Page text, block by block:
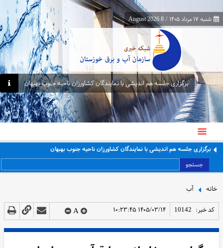
شنبه ۱۷ مرداد ۱۴۰۵ /
8 August 2026
برگزاری جلسه هم اندیشی با نمایندگان کشاورزان ناحیه جنوب بهبهان
برگزاری جلسه هم اندیشی با نمایندگان کشاورزان ناحیه جنوب بهبهان
جستجو
خانه آب
کد خبر: 10142 ۱۴۰۵/۰۳/۱۴ ۱۰:۲۳:۴۵ A